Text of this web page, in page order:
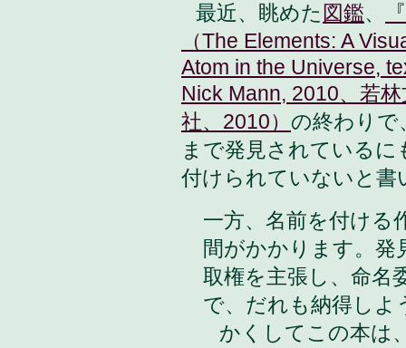
最近、眺めた 図鑑、
（The Elements: A
Atom in the Universe,
Nick Mann, 2010、若
社、2010） の終わりで
まで発見されている
付けられていないと書
一方、名前を付ける
間がかかります。発
取権を主張し、命名
で、だれも納得し
かくしてこの本は